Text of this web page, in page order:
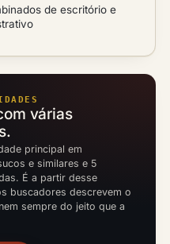
de escritório e
várias
principal em
e similares e 5
É a partir desse
buscadores descrevem o
sempre do jeito que a